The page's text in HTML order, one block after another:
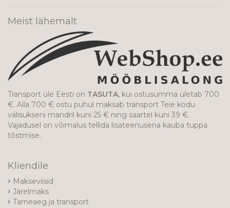
Meist lähemalt
Transport üle Eesti on TASUTA, kui ostusumma ületab 700
€. Alla 700 € ostu puhul maksab transport Teie kodu
välisukseni mandril kuni 25 € ning saartel kuni 39 €.
Vajadusel on võimalus tellida lisateenusena kauba tuppa
tõstmise.
Kliendile
Makseviisid
Järelmaks
Tarneaeg ja transport